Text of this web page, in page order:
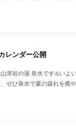
レンダー公開
溶岩の湯 泉水です♨️いよ
、ぜひ泉水で夏の疲れを